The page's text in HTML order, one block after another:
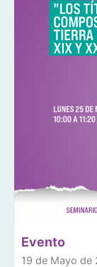
Evento
19 de Mayo de